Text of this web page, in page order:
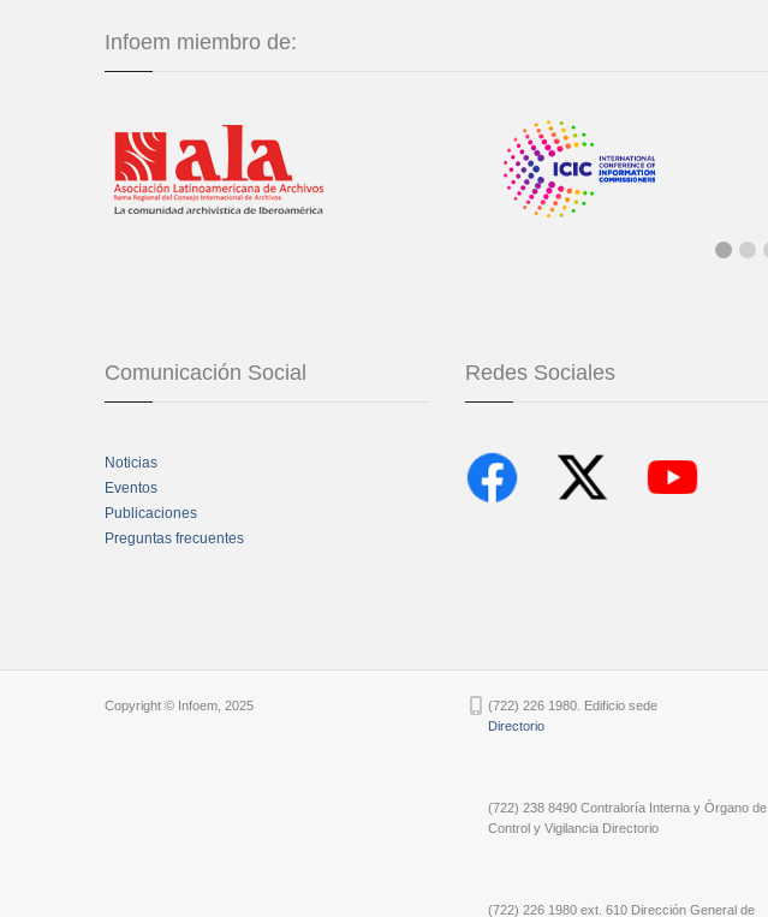
Infoem miembro de:
Comunicación Social
Noticias
Eventos
Publicaciones
Preguntas frecuentes
Redes Sociales
Copyright © Infoem, 2025
(722) 226 1980. Edificio sede
Directorio
(722) 238 8490 Contraloría Interna y Órgano de
Control y Vigilancia Directorio
(722) 226 1980 ext. 610 Dirección General de